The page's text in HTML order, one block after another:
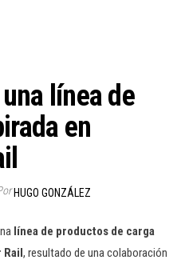
una línea de
en
HUGO GONZÁLEZ
línea de productos de carga
Rail, resultado de una colaboración